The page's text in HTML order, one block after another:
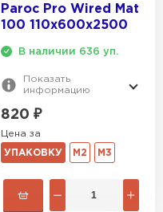
Paroc Pro Wired Mat
100 110х600х2500
В наличии 636 уп.
Показать
информацию
820 ₽
Цена за
УПАКОВКУ М2 М3